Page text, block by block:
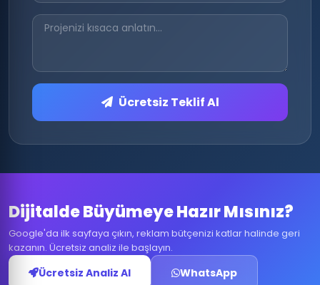
Ücretsiz Teklif Al
Dijitalde Büyümeye Hazır Mısınız?
Google'da ilk sayfaya çıkın, reklam bütçenizi katlar halinde geri
kazanın. Ücretsiz analiz ile başlayın.
Ücretsiz Analiz Al WhatsApp